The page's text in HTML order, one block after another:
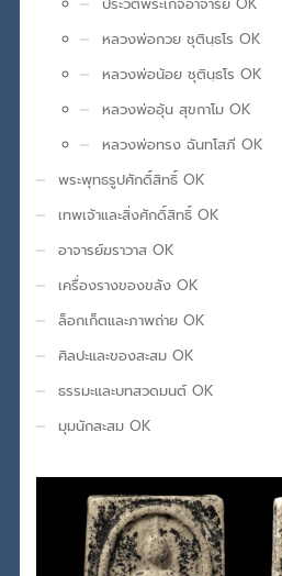
หลวงพ่อกวย ชุตินฺธโร OK
หลวงพ่อน้อย ชุตินฺธโร OK
หลวงพ่ออุ้น สุขกาโม OK
หลวงพ่อทรง ฉันทโสภี OK
พระพุทธรูปศักดิ์สิทธิ์ OK
เทพเจ้าและสิ่งศักดิ์สิทธิ์ OK
อาจารย์ฆราวาส OK
เครื่องรางของขลัง OK
ล็อกเก็ตและภาพถ่าย OK
ศิลปะและของสะสม OK
ธรรมะและบทสวดมนต์ OK
มุมนักสะสม OK